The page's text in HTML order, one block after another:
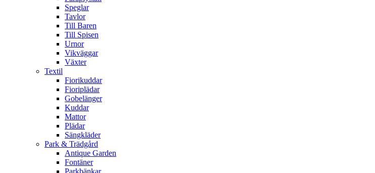
Speglar
Tavlor
Till Baren
Till Spisen
Urnor
Vikväggar
Växter
Textil
Fiorikuddar
Fioriplädar
Gobelänger
Kuddar
Mattor
Plädar
Sängkläder
Park & Trädgård
Antique Garden
Fontäner